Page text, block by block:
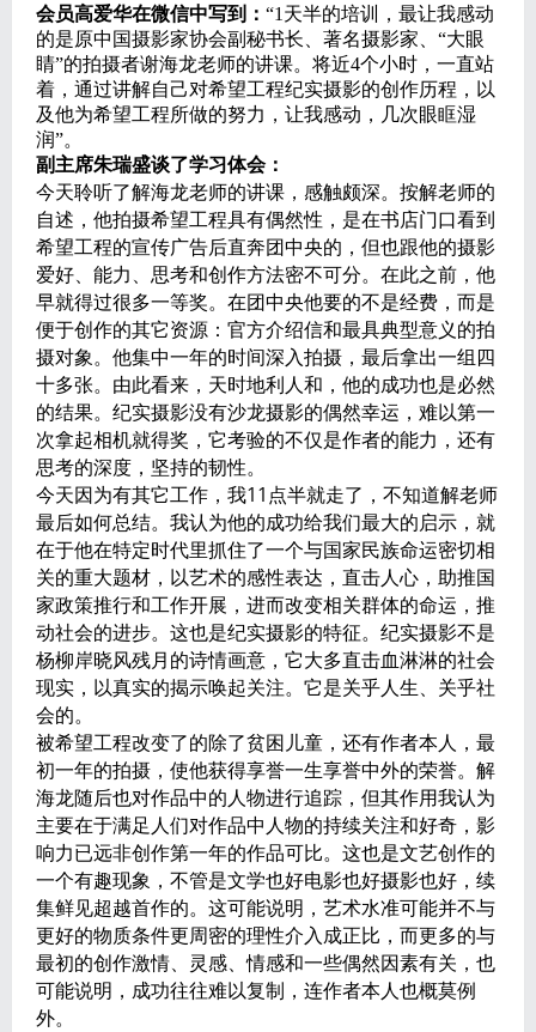
会员高爱华在微信中写到： “1天半的培训，最让我感动
的是原中国摄影家协会副秘书长、著名摄影家、“大眼
睛”的拍摄者谢海龙老师的讲课。将近4个小时，一直站
着，通过讲解自己对希望工程纪实摄影的创作历程，以
及他为希望工程所做的努力，让我感动，几次眼眶湿
润”。
副主席朱瑞盛谈了学习体会：
今天聆听了解海龙老师的讲课，感触颇深。按解老师的
自述，他拍摄希望工程具有偶然性，是在书店门口看到
希望工程的宣传广告后直奔团中央的，但也跟他的摄影
爱好、能力、思考和创作方法密不可分。在此之前，他
早就得过很多一等奖。在团中央他要的不是经费，而是
便于创作的其它资源：官方介绍信和最具典型意义的拍
摄对象。他集中一年的时间深入拍摄，最后拿出一组四
十多张。由此看来，天时地利人和，他的成功也是必然
的结果。纪实摄影没有沙龙摄影的偶然幸运，难以第一
次拿起相机就得奖，它考验的不仅是作者的能力，还有
思考的深度，坚持的韧性。
今天因为有其它工作，我11点半就走了，不知道解老师
最后如何总结。我认为他的成功给我们最大的启示，就
在于他在特定时代里抓住了一个与国家民族命运密切相
关的重大题材，以艺术的感性表达，直击人心，助推国
家政策推行和工作开展，进而改变相关群体的命运，推
动社会的进步。这也是纪实摄影的特征。纪实摄影不是
杨柳岸晓风残月的诗情画意，它大多直击血淋淋的社会
现实，以真实的揭示唤起关注。它是关乎人生、关乎社
会的。
被希望工程改变了的除了贫困儿童，还有作者本人，最
初一年的拍摄，使他获得享誉一生享誉中外的荣誉。解
海龙随后也对作品中的人物进行追踪，但其作用我认为
主要在于满足人们对作品中人物的持续关注和好奇，影
响力已远非创作第一年的作品可比。这也是文艺创作的
一个有趣现象，不管是文学也好电影也好摄影也好，续
集鲜见超越首作的。这可能说明，艺术水准可能并不与
更好的物质条件更周密的理性介入成正比，而更多的与
最初的创作激情、灵感、情感和一些偶然因素有关，也
可能说明，成功往往难以复制，连作者本人也概莫例
外。